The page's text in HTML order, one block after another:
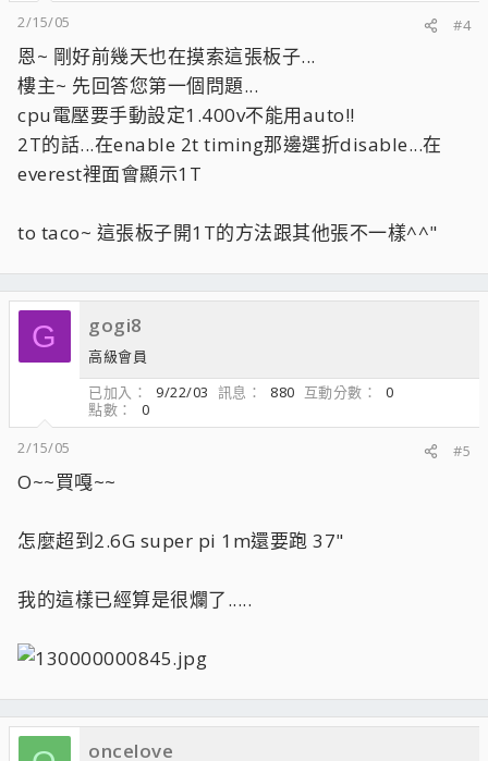
2/15/05
#4
恩~ 剛好前幾天也在摸索這張板子...
樓主~ 先回答您第一個問題...
cpu電壓要手動設定1.400v不能用auto!!
2T的話...在enable 2t timing那邊選折disable...在
everest裡面會顯示1T
to taco~ 這張板子開1T的方法跟其他張不一樣^^"
G gogi8
高級會員
已加入
9/22/03 訊息 880 互動分數
0
點數
0
2/15/05
#5
O~~買嘎~~
怎麼超到2.6G super pi 1m還要跑 37"
我的這樣已經算是很爛了.....
oncelove